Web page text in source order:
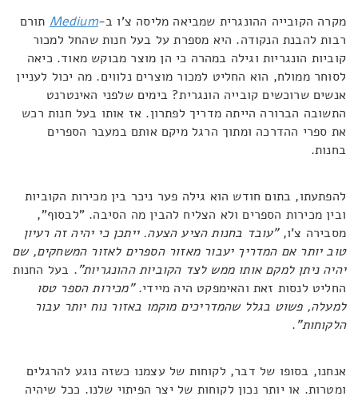
מקרה הקובייה ההונגרית שמביאה מליסה צ'ו ב-Medium תורם
רבות להבנת הנקודה. היא מספרת על בעל חנות שהחל למכור
קוביות הונגריות וגילה במהרה כי הן מוצר מבוקש מאוד. כיאה
לסוחר ממולח, הוא החליט למכור מוצרים נלווים. מה יכול לעניין
אנשים שרוכשים קובייה הונגרית? בימים שלפני האינטרנט
התשובה הברורה הייתה מדריך לפתרון. אז אותו בעל חנות רכש
את ספרי ההדרכה ומתוך הרגל מיקם אותם במעבר הספרים
בחנות.
להפתעתו, בתום חודש הוא גילה פער ניכר בין מכירות הקוביות
ובין מכירות הספרים ולא הצליח להבין מה הסיבה. "לבסוף",
מסבירה צ'ו,"עובד בחנות הציע הצעה. ייתכן כי יהיה זה רעיון
טוב יותר אם המדריך יעבור מאזור הספרים לאזור המשחקים, שם
יהיה ניתן למקם אותו ממש לצד הקוביות ההונגריות". בעל החנות
החליט לנסות זאת והאימפקט היה מיידי."מכירות הספר טסו
למעלה, פשוט בגלל שהמדריכים מוקמו באזור נוח יותר עבור
הלקוחות".
אנחנו, בסופו של דבר, לקוחות של עצמנו כשזה נוגע להרגלים
ומטרות. או יותר נכון לקוחות של יצר הפיתוי שלנו. ככל שיהיה